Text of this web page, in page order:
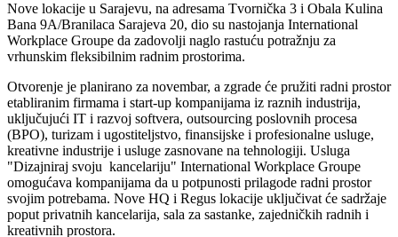
Nove lokacije u Sarajevu, na adresama Tvornička 3 i Obala Kulina
Bana 9A/Branilaca Sarajeva 20, dio su nastojanja International
Workplace Groupe da zadovolji naglo rastuću potražnju za
vrhunskim fleksibilnim radnim prostorima.
Otvorenje je planirano za novembar, a zgrade će pružiti radni prostor
etabliranim firmama i start-up kompanijama iz raznih industrija,
uključujući IT i razvoj softvera, outsourcing poslovnih procesa
(BPO), turizam i ugostiteljstvo, finansijske i profesionalne usluge,
kreativne industrije i usluge zasnovane na tehnologiji. Usluga
"Dizajniraj svoju kancelariju" International Workplace Groupe
omogućava kompanijama da u potpunosti prilagode radni prostor
svojim potrebama. Nove HQ i Regus lokacije uključivat će sadržaje
poput privatnih kancelarija, sala za sastanke, zajedničkih radnih i
kreativnih prostora.